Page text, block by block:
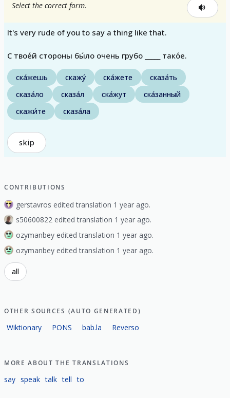
Select the correct form.
It's very rude of you to say a thing like that.
С твое́й стороны бы́ло очень грубо _____ тако́е.
ска́жешь скажу́ ска́жете
сказа́ть
сказа́ло
сказа́л ска́жут
ска́занный
скажи́те
сказа́ла
skip
CONTRIBUTIONS
gerstavros edited translation 1 year ago.
s50600822 edited translation 1 year ago.
ozymanbey edited translation 1 year ago.
ozymanbey edited translation 1 year ago.
all
OTHER SOURCES (AUTO GENERATED)
Wiktionary PONS bab.la Reverso
MORE ABOUT THE TRANSLATIONS
say speak talk tell to